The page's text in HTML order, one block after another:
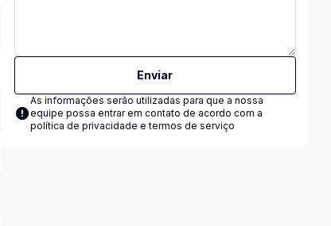
Enviar
As informações serão utilizadas para que a nossa
equipe possa entrar em contato de acordo com a
política de privacidade e termos de serviço